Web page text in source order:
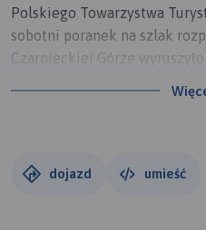
Polskiego Towarzystwa
sobotni poranek na szlak
Czarnieckiej Górze
Piechurzy spotkali się w
Stąporków. Miejscowość jest
dojazd umieść